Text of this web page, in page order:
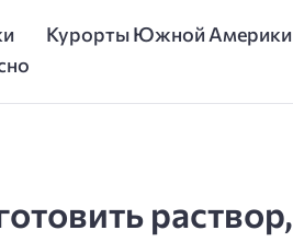
Курорты Южной Америки
раствор,